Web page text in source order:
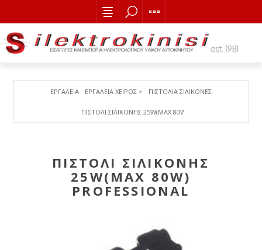
ΕΡΓΑΛΕΙΑ ΕΡΓΑΛΕΙΑ ΧΕΙΡΟΣ > ΠΙΣΤΟΛΙΑ ΣΙΛΙΚΟΝΕΣ
ΠΙΣΤΟΛΙ ΣΙΛΙΚΟΝΗΣ 25W(MAX 80W) PROFESSIONAL
ΠΙΣΤΟΛΙ ΣΙΛΙΚΟΝΗΣ
25W(MAX 80W)
PROFESSIONAL